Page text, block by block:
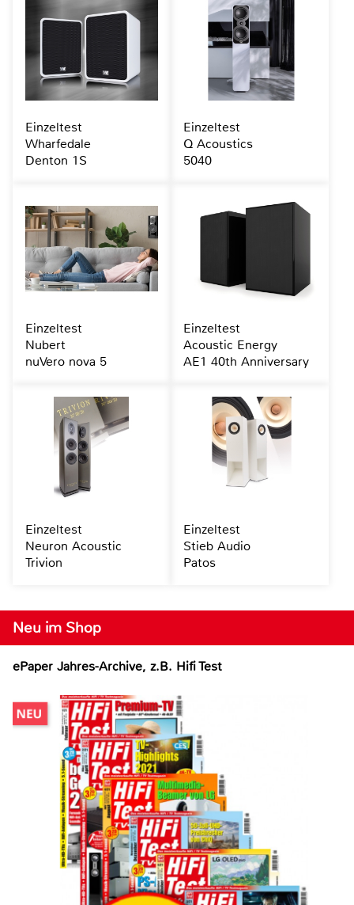
Neu im Shop
ePaper Jahres-Archive, z.B. Hifi Test
Einzeltest
Wharfedale
Denton 1S
Einzeltest
Q Acoustics
5040
Einzeltest
Nubert
nuVero nova 5
Einzeltest
Acoustic Energy
AE1 40th Anniversary
Einzeltest
Neuron Acoustic
Trivion
Einzeltest
Stieb Audio
Patos